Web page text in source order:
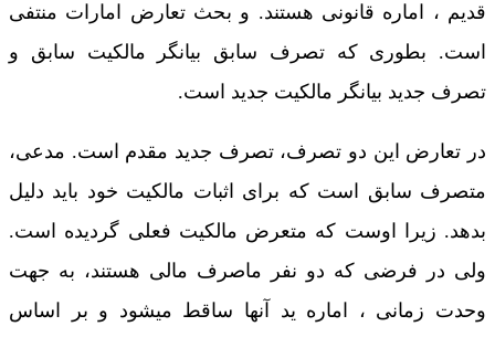
قدیم ، اماره قانونی هستند. و بحث تعارض امارات منتفی
است. بطوری که تصرف سابق بیانگر مالکیت سابق و
تصرف جدید بیانگر مالکیت جدید است.
در تعارض این دو تصرف، تصرف جدید مقدم است. مدعی،
متصرف سابق است که برای اثبات مالکیت خود باید دلیل
بدهد. زیرا اوست که متعرض مالکیت فعلی گردیده است.
ولی در فرضی که دو نفر ماصرف مالی هستند، به جهت
وحدت زمانی ، اماره ید آنها ساقط میشود و بر اساس